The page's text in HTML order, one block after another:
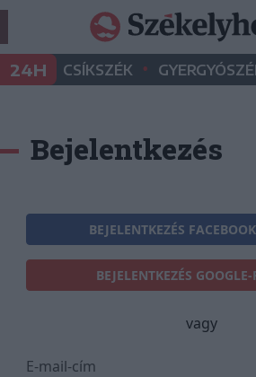
24H CSÍKSZÉK •
Bejelentkezés
BEJELENTKEZÉS
BEJELENTKEZÉS
vagy
E-mail-cím